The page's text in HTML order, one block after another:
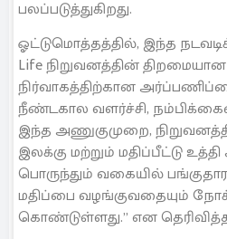
பலப்படுத்துகிறது.
ஓட்டுமொத்தத்தில், இந்த
Life நிறுவனத்தின்
நிர்வாகத்திற்கான
நீண்டகால வளர்ச்சி,
இந்த அணுகுமுறை,
இலக்கு மற்றும் மதிப்பீட்டு
பொருந்தும் வகையில்
மதிப்பை வழங்குவதையும்
கொண்டுள்ளது.” என